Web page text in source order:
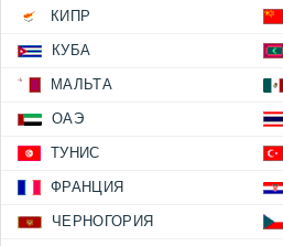
КИПР
КУБА
МАЛЬТА
ОАЭ
ТУНИС
ФРАНЦИЯ
ЧЕРНОГОРИЯ